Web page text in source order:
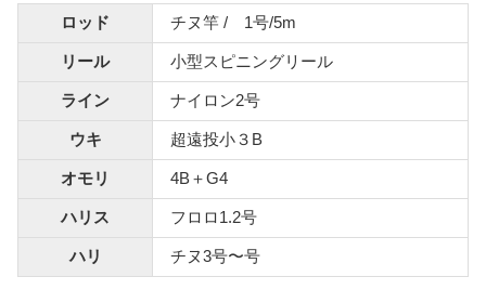
ロッド チヌ竿 / 1号/5m
リール 小型スピニングリール
ライン ナイロン2号
ウキ 超遠投小３B
オモリ 4B＋G4
ハリス フロロ1.2号
ハリ チヌ3号〜号